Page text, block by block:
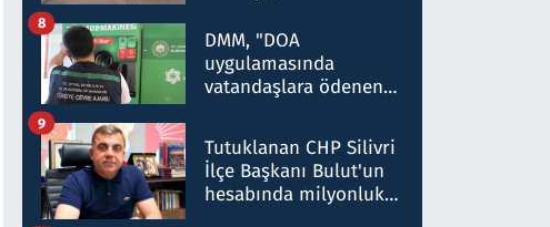
DMM, "DOA
uygulamasında
vatandaşlara ödenen
düşürüldüğü" iddiasını
yalanladı
8
Tutuklanan CHP Silivri
İlçe Başkanı Bulut'un
hesabında milyonluk
9